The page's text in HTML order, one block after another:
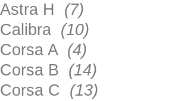
Astra H (7)
Calibra (10)
Corsa A (4)
Corsa B (14)
Corsa C (13)